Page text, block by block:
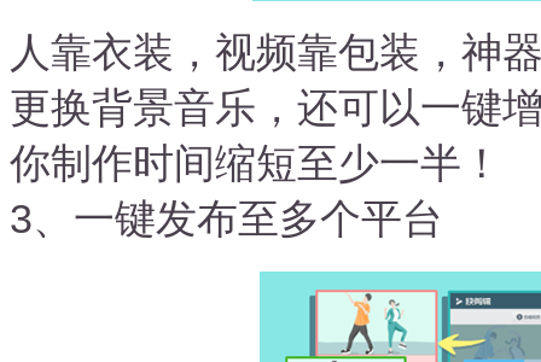
人靠衣装，视频靠包装，神
更换背景音乐，还可以一键
你制作时间缩短至少一半！
3、一键发布至多个平台